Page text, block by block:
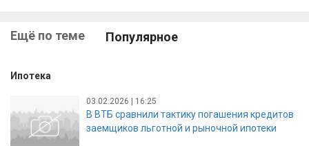
Ещё по теме Популярное
Ипотека
03.02.2026 | 16:25
В ВТБ сравнили тактику погашения кредитов
заемщиков льготной и рыночной ипотеки